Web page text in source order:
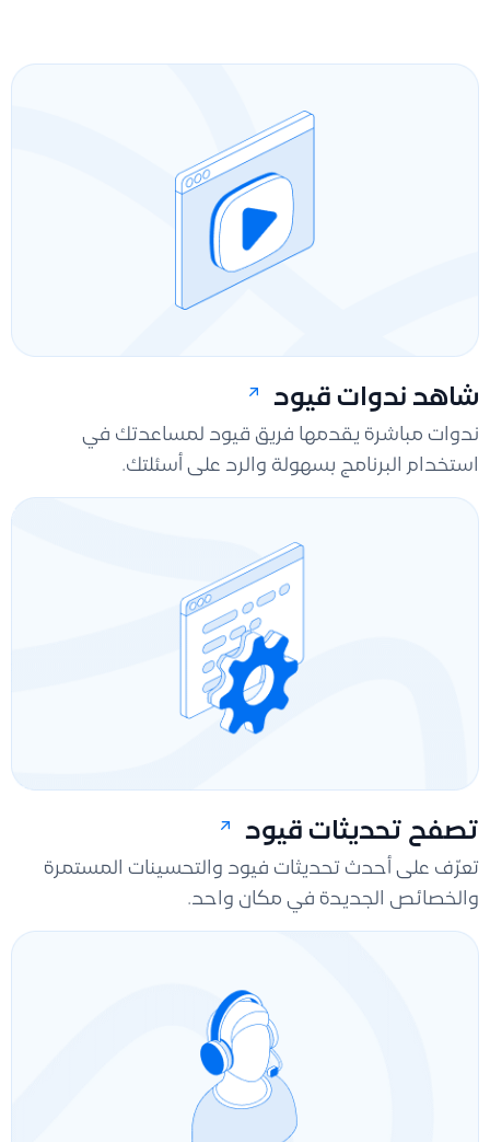
شاهد ندوات قيود
ندوات مباشرة يقدمها فريق قيود لمساعدتك في
استخدام البرنامج بسهولة والرد على أسئلتك.
تصفح تحديثات قيود
تعرّف على أحدث تحديثات فيود والتحسينات المستمرة
والخصائص الجديدة في مكان واحد.